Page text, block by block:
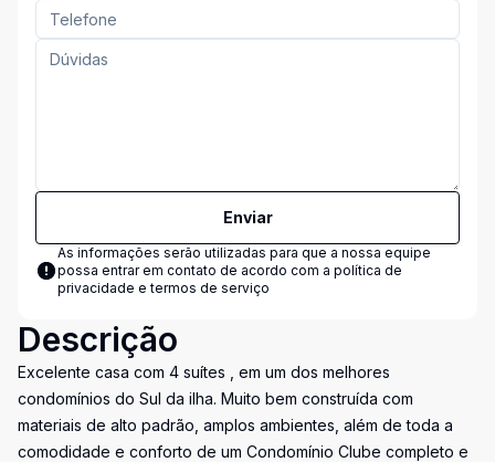
Enviar
As informações serão utilizadas para que a nossa equipe
possa entrar em contato de acordo com a política de
privacidade e termos de serviço
Descrição
Excelente casa com 4 suítes , em um dos melhores
condomínios do Sul da ilha. Muito bem construída com
materiais de alto padrão, amplos ambientes, além de toda a
comodidade e conforto de um Condomínio Clube completo e